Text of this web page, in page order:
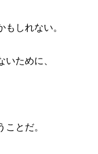
しれない。
ために、
とだ。